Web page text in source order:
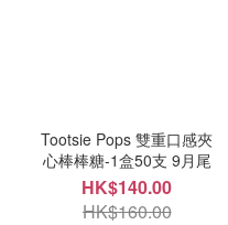
Tootsie Pops 雙重口感夾
心棒棒糖-1盒50支 9月尾
HK$140.00
HK$160.00